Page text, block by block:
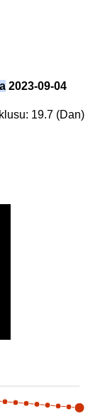
2023-09-04
19.7 (Dan)